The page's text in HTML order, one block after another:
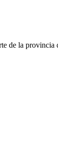
de la